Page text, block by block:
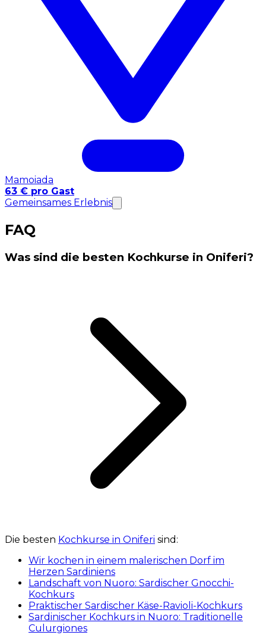
Mamoiada
63 € pro Gast
Gemeinsames Erlebnis
FAQ
Was sind die besten Kochkurse in Oniferi?
Die besten Kochkurse in Oniferi sind:
Wir kochen in einem malerischen Dorf im
Herzen Sardiniens
Landschaft von Nuoro: Sardischer Gnocchi-
Kochkurs
Praktischer Sardischer Käse-Ravioli-Kochkurs
Sardinischer Kochkurs in Nuoro: Traditionelle
Culurgiones